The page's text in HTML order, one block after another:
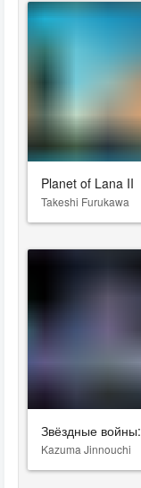
Planet of Lana II
Takeshi Furukawa
Звёздные
Kazuma Jinnouchi